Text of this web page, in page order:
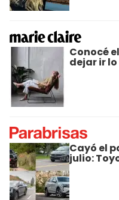
Conocé
dejar ir
Cayó el
julio: